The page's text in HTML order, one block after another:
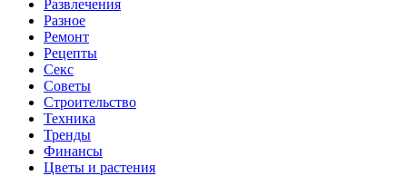
Развлечения
Разное
Ремонт
Рецепты
Секс
Советы
Строительство
Техника
Тренды
Финансы
Цветы и растения